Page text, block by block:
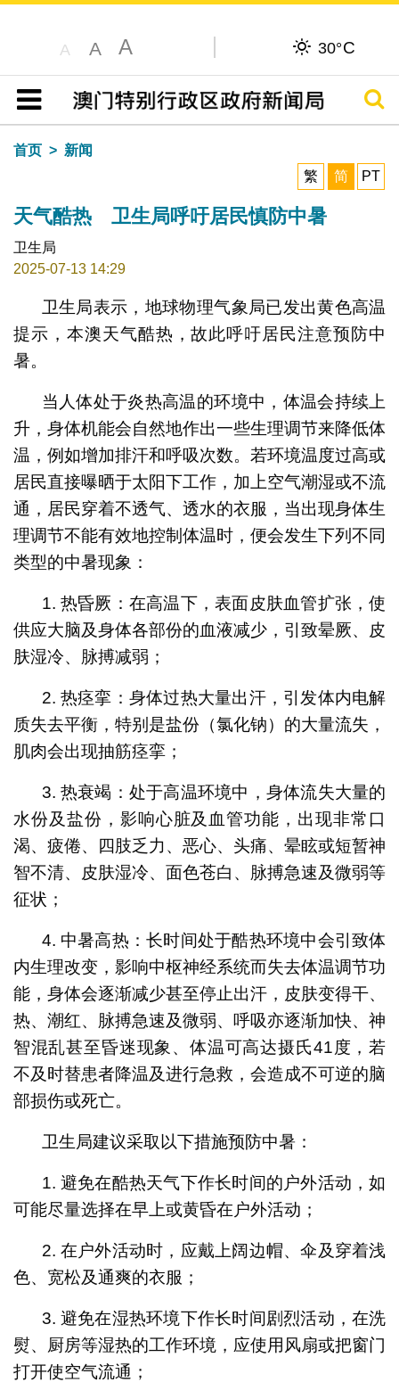
A A A 30°C
目录
搜寻
首页
新闻
繁
简 PT
天气酷热 卫生局呼吁居民慎防中暑
卫生局
2025-07-13 14:29
卫生局表示，地球物理气象局已发出黄色高温
提示，本澳天气酷热，故此呼吁居民注意预防中
暑。
当人体处于炎热高温的环境中，体温会持续上
升，身体机能会自然地作出一些生理调节来降低体
温，例如增加排汗和呼吸次数。若环境温度过高或
居民直接曝晒于太阳下工作，加上空气潮湿或不流
通，居民穿着不透气、透水的衣服，当出现身体生
理调节不能有效地控制体温时，便会发生下列不同
类型的中暑现象：
1. 热昏厥：在高温下，表面皮肤血管扩张，使
供应大脑及身体各部份的血液减少，引致晕厥、皮
肤湿冷、脉搏减弱；
2. 热痉挛：身体过热大量出汗，引发体内电解
质失去平衡，特别是盐份（氯化钠）的大量流失，
肌肉会出现抽筋痉挛；
3. 热衰竭：处于高温环境中，身体流失大量的
水份及盐份，影响心脏及血管功能，出现非常口
渴、疲倦、四肢乏力、恶心、头痛、晕眩或短暂神
智不清、皮肤湿冷、面色苍白、脉搏急速及微弱等
征状；
4. 中暑高热：长时间处于酷热环境中会引致体
内生理改变，影响中枢神经系统而失去体温调节功
能，身体会逐渐减少甚至停止出汗，皮肤变得干、
热、潮红、脉搏急速及微弱、呼吸亦逐渐加快、神
智混乱甚至昏迷现象、体温可高达摄氏41度，若
不及时替患者降温及进行急救，会造成不可逆的脑
部损伤或死亡。
卫生局建议采取以下措施预防中暑：
1. 避免在酷热天气下作长时间的户外活动，如
可能尽量选择在早上或黄昏在户外活动；
2. 在户外活动时，应戴上阔边帽、伞及穿着浅
色、宽松及通爽的衣服；
3. 避免在湿热环境下作长时间剧烈活动，在洗
熨、厨房等湿热的工作环境，应使用风扇或把窗门
打开使空气流通；